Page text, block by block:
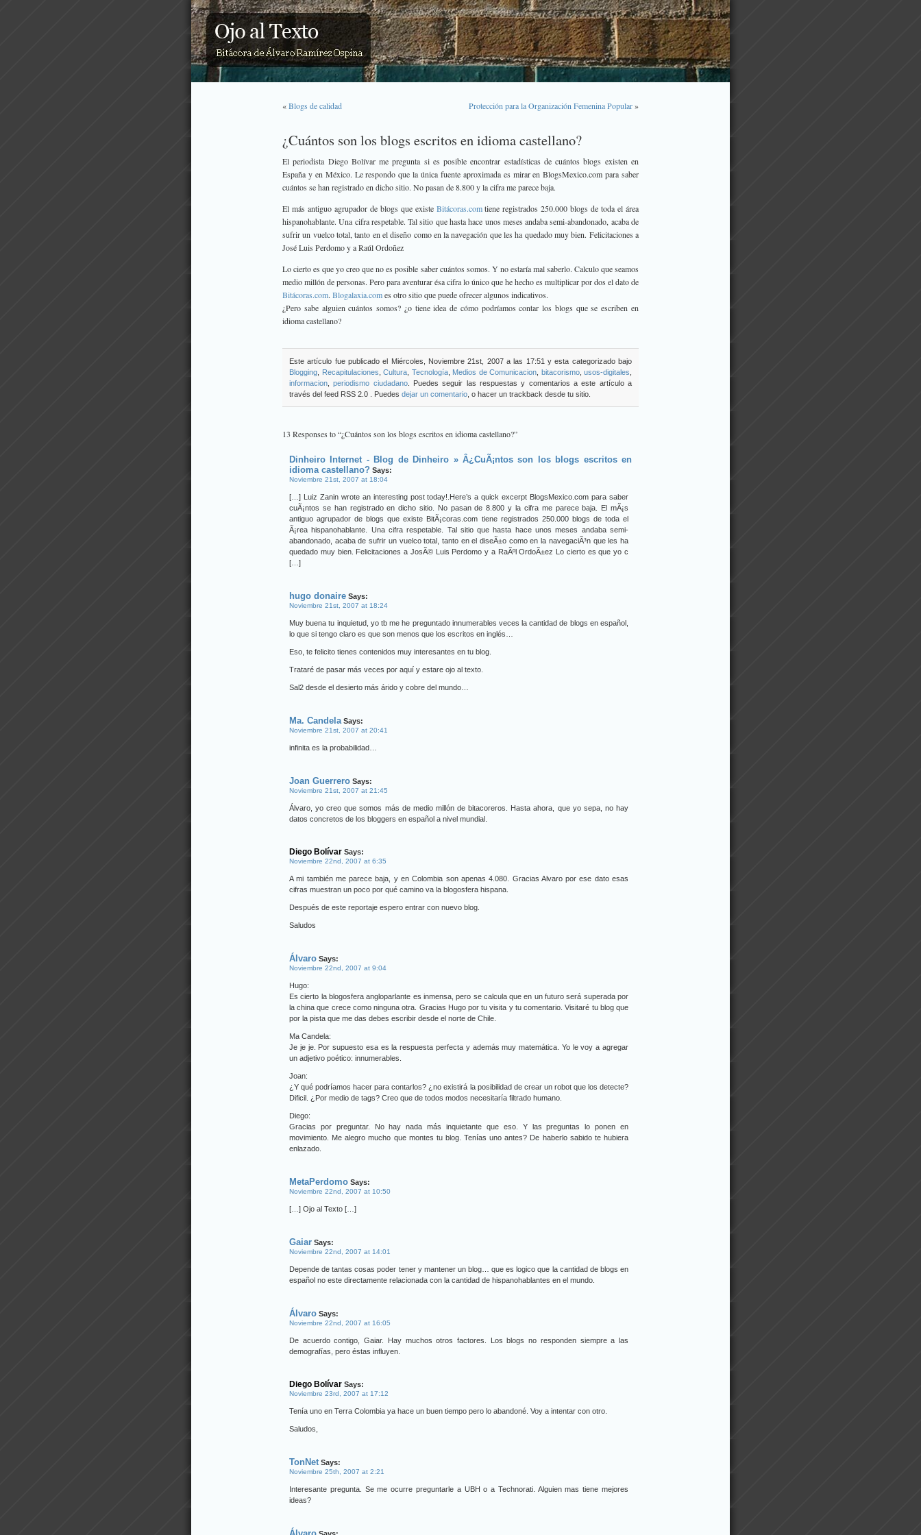
«Blogs de calidad Protección para la Organización Femenina Popular»
¿Cuántos son los blogs escritos en idioma castellano?
El periodista Diego Bolívar me pregunta si es posible encontrar estadísticas de cuántos blogs existen en
España y en México. Le respondo que la única fuente aproximada es mirar en BlogsMexico.com para saber
cuántos se han registrado en dicho sitio. No pasan de 8.800 y la cifra me parece baja.
El más antiguo agrupador de blogs que existe Bitácoras.comtiene registrados 250.000 blogs de toda el área
hispanohablante. Una cifra respetable.Tal sitio que hasta hace unos meses andaba semi-abandonado, acaba de
sufrir un vuelco total, tanto en el diseño como en la navegación que les ha quedado muy bien. Felicitaciones a
José Luis Perdomo y a Raúl Ordoñez
Lo cierto es que yo creo que no es posible saber cuántos somos. Y no estaría mal saberlo. Calculo que seamos
medio millón de personas. Pero para aventurar ésa cifra lo único que he hecho es multiplicar por dos el dato de
Bitácoras.com. Blogalaxia.comes otro sitio que puede ofrecer algunos indicativos.
¿Pero sabe alguien cuántos somos? ¿o tiene idea de cómo podríamos contar los blogs que se escriben en
idioma castellano?
Este artículo fue publicado el Miércoles, Noviembre 21st, 2007 a las 17:51 y esta categorizado bajo
Blogging
Recapitulaciones Cultura Tecnología, Medios de Comunicacion bitacorismo, usos-digitales
informacion ,periodismo ciudadano. Puedes seguir las respuestas y comentarios a este artículo a
través del feed RSS 2.0 . Puedes dejar un comentario , o hacer un trackback desde tu sitio.
13 Responses to “¿Cuántos son los blogs escritos en idioma castellano?”
Dinheiro Internet - Blog de Dinheiro » Â¿CuÃ¡ntos son los blogs escritos en
idioma castellano? Says:
Noviembre 21st, 2007 at 18:04
[…] Luiz Zanin wrote an interesting post today!.Here’s a quick excerpt BlogsMexico.com para saber
cuÃ¡ntos se han registrado en dicho sitio. No pasan de 8.800 y la cifra me parece baja. El mÃ¡s
antiguo agrupador de blogs que existe BitÃ¡coras.com tiene registrados 250.000 blogs de toda el
Ã¡rea hispanohablante. Una cifra respetable. Tal sitio que hasta hace unos meses andaba semi-
abandonado, acaba de sufrir un vuelco total, tanto en el diseÃ±o como en la navegaciÃ³n que les ha
quedado muy bien. Felicitaciones a JosÃ© Luis Perdomo y a RaÃºl OrdoÃ±ez Lo cierto es que yo c
[…]
hugo donaire Says:
Noviembre 21st, 2007 at 18:24
Muy buena tu inquietud, yo tb me he preguntado innumerables veces la cantidad de blogs en español,
lo que si tengo claro es que son menos que los escritos en inglés…
Eso, te felicito tienes contenidos muy interesantes en tu blog.
Trataré de pasar más veces por aquí y estare ojo al texto.
Sal2 desde el desierto más árido y cobre del mundo…
Ma. Candela Says:
Noviembre 21st, 2007 at 20:41
infinita es la probabilidad…
Joan Guerrero Says:
Noviembre 21st, 2007 at 21:45
Álvaro, yo creo que somos más de medio millón de bitacoreros. Hasta ahora, que yo sepa, no hay
datos concretos de los bloggers en español a nivel mundial.
Diego Bolívar Says:
Noviembre 22nd, 2007 at 6:35
A mi también me parece baja, y en Colombia son apenas 4.080. Gracias Alvaro por ese dato esas
cifras muestran un poco por qué camino va la blogosfera hispana.
Después de este reportaje espero entrar con nuevo blog.
Saludos
Álvaro Says:
Noviembre 22nd, 2007 at 9:04
Hugo:
Es cierto la blogosfera angloparlante es inmensa, pero se calcula que en un futuro será superada por
la china que crece como ninguna otra. Gracias Hugo por tu visita y tu comentario. Visitaré tu blog que
por la pista que me das debes escribir desde el norte de Chile.
Ma Candela:
Je je je. Por supuesto esa es la respuesta perfecta y además muy matemática. Yo le voy a agregar
un adjetivo poético: innumerables.
Joan:
¿Y qué podríamos hacer para contarlos? ¿no existirá la posibilidad de crear un robot que los detecte?
Dificil. ¿Por medio de tags? Creo que de todos modos necesitaría filtrado humano.
Diego:
Gracias por preguntar. No hay nada más inquietante que eso. Y las preguntas lo ponen en
movimiento. Me alegro mucho que montes tu blog. Tenías uno antes? De haberlo sabido te hubiera
enlazado.
MetaPerdomo Says:
Noviembre 22nd, 2007 at 10:50
[…] Ojo al Texto […]
Gaiar Says:
Noviembre 22nd, 2007 at 14:01
Depende de tantas cosas poder tener y mantener un blog… que es logico que la cantidad de blogs en
español no este directamente relacionada con la cantidad de hispanohablantes en el mundo.
Álvaro Says:
Noviembre 22nd, 2007 at 16:05
De acuerdo contigo, Gaiar. Hay muchos otros factores. Los blogs no responden siempre a las
demografías, pero éstas influyen.
Diego Bolívar Says:
Noviembre 23rd, 2007 at 17:12
Tenía uno en Terra Colombia ya hace un buen tiempo pero lo abandoné. Voy a intentar con otro.
Saludos,
TonNet Says:
Noviembre 25th, 2007 at 2:21
Interesante pregunta. Se me ocurre preguntarle a UBH o a Technorati. Alguien mas tiene mejores
ideas?